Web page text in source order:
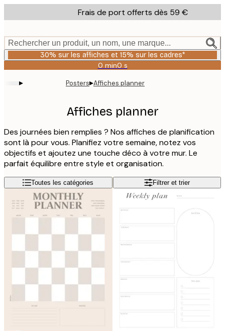
to
content.
Frais de port offerts dès 59 €
Rechercher un produit, un nom, une marque...
30% sur les affiches et 15% sur les cadres*
0 min0 s
Valable
jusqu'au
:
08-
06
▸ Posters▸Affiches planner
Affiches planner
Des journées bien remplies ? Nos affiches de planification
sont là pour vous. Planifiez votre semaine, notez vos
objectifs et ajoutez une touche déco à votre mur. Le
parfait équilibre entre style et organisation.
Toutes les catégories Filtrer et trier